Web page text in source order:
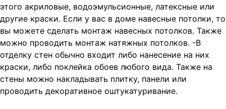
этого акриловые, водоэмульсионные, латексные или
другие краски. Если у вас в доме навесные потолки, то
вы можете сделать монтаж навесных потолков. Также
можно проводить монтаж натяжных потолков. -В
отделку стен обычно входит либо нанесение на них
краски, либо поклейка обоев любого вида. Также на
стены можно накладывать плитку, панели или
проводить декоративное оштукатуривание.